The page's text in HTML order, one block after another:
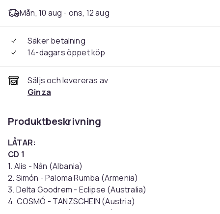
Mån, 10 aug - ons, 12 aug
Säker betalning
14-dagars öppet köp
Säljs och levereras av
Ginza
Produktbeskrivning
LÅTAR:
CD 1
1. Alis - Nân (Albania)
2. Simón - Paloma Rumba (Armenia)
3. Delta Goodrem - Eclipse (Australia)
4. COSMÓ - TANZSCHEIN (Austria)